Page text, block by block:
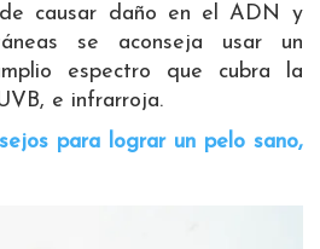
causar daño en el ADN y
se aconseja usar un
espectro que cubra la
e infrarroja.
para lograr un pelo sano,